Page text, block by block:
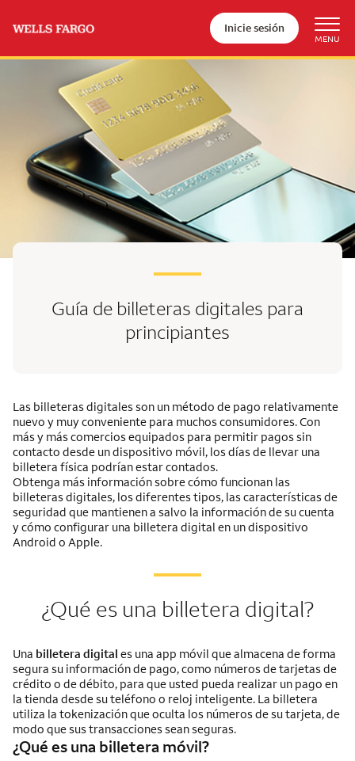
Inicie sesión
Guía de billeteras digitales para
principiantes
Las billeteras digitales son un método de pago relativamente
nuevo y muy conveniente para muchos consumidores. Con
más y más comercios equipados para permitir pagos sin
contacto desde un dispositivo móvil, los días de llevar una
billetera física podrían estar contados.
Obtenga más información sobre cómo funcionan las
billeteras digitales, los diferentes tipos, las características de
seguridad que mantienen a salvo la información de su cuenta
y cómo configurar una billetera digital en un dispositivo
Android o Apple.
¿Qué es una billetera digital?
Una billetera digital es una app móvil que almacena de forma
segura su información de pago, como números de tarjetas de
crédito o de débito, para que usted pueda realizar un pago en
la tienda desde su teléfono o reloj inteligente. La billetera
utiliza la tokenización que oculta los números de su tarjeta, de
modo que sus transacciones sean seguras.
¿Qué es una billetera móvil?